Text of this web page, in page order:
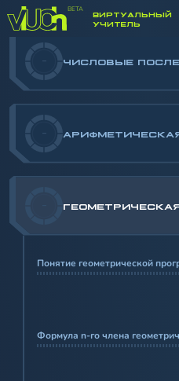
ВИРТУАЛЬНЫЙ
УЧИТЕЛЬ
- ЧИСЛОВЫЕ
-
Понятие геометрической
Формула n-го члена